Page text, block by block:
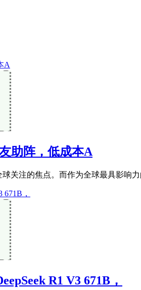
助阵，低成本A
关注的焦点。而作为全球最具影响
R1 V3 671B，